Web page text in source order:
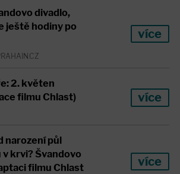
divadlo,
ještě hodiny po
více
2. květen
filmu Chlast)
více
narození půl
krvi? Švandovo
filmu Chlast
více